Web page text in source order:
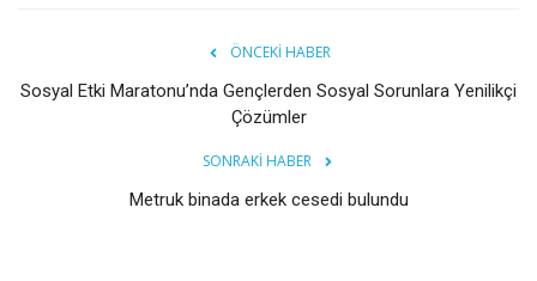
ÖNCEKI HABER
Sosyal Etki Maratonu’nda Gençlerden Sosyal Sorunlara Yenilikçi
Çözümler
SONRAKI HABER
Metruk binada erkek cesedi bulundu